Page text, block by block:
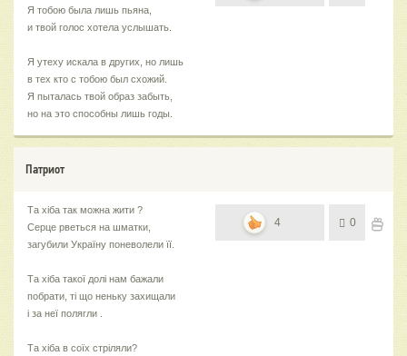
Я тобою была лишь пьяна,
и твой голос хотела услышать.
Я утеху искала в других, но лишь
в тех кто с тобою был схожий.
Я пыталась твой образ забыть,
но на это способны лишь годы.
Патриот
Та хіба так можна жити ?
Серце рветься на шматки,
загубили Україну поневолели її.
Та хіба такої долі нам бажали
побрати, ті що неньку захищали
і за неї полягли .
Та хіба в соїх стріляли?
4 0